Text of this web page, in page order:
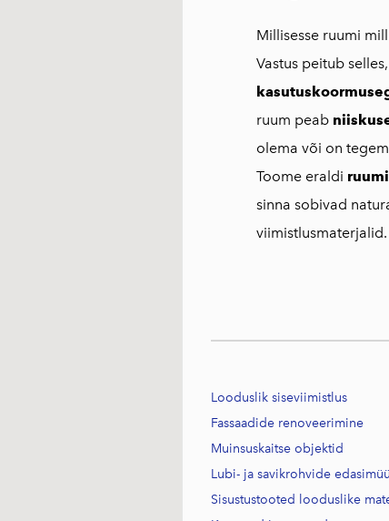
Millisesse ruumi
Vastus peitub
ruum peab
olema või on
Toome eraldi
sinna sobivad
viimistlusmaterjalid.
Looduslik siseviimistlus
Fassaadide renoveerimine
Muinsuskaitse objektid
Lubi- ja savikrohvide
Sisustustooted looduslike